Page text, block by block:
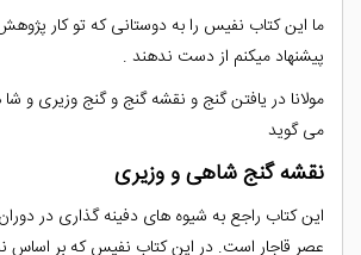
ما این کتاب نفیس را به دوستانی که تو کار
پیشنهاد میکنم از دست ندهند .
مولانا در یافتن گنج و نقشه گنج و گنج وزیری و
می گوید
نقشه گنج شاهی و وزیری
این کتاب راجع به شیوه های دفینه گذاری در دوران
عصر قاجار است. در این کتاب نفیس که بر